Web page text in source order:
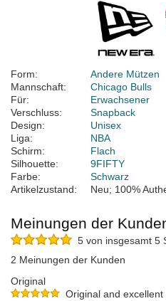
Form:
Andere Mützen
Mannschaft:
Chicago Bulls
Für:
Erwachsener
Verschluss:
Snapback
Design:
Unisex
Liga:
NBA
Schirm:
Flach
Silhouette:
9FIFTY
Farbe:
Schwarz
Artikelzustand:
Neu; 100%
Meinungen der
5 von insgesamt 5
2 Meinungen der Kunden
Original
Original and